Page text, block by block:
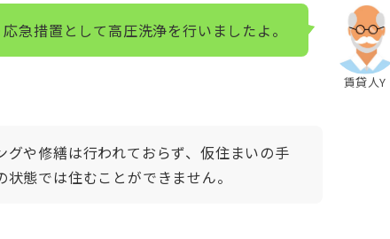
賃貸人Y
応急措置として高圧洗浄を行いましたよ。
グや修繕は行われておらず、仮住まいの手
態では住むことができません。